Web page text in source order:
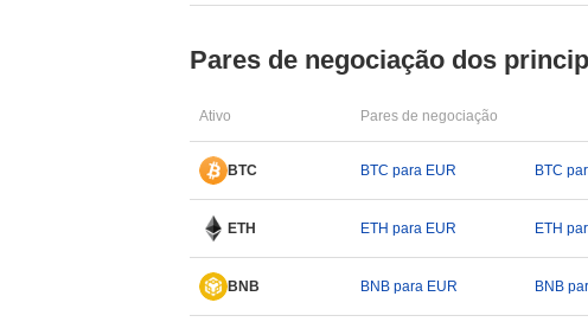
Pares de negociação dos
Ativo Pares de negociação
BTC BTC para EUR BTC
ETH ETH para EUR ETH
BNB BNB para EUR BNB